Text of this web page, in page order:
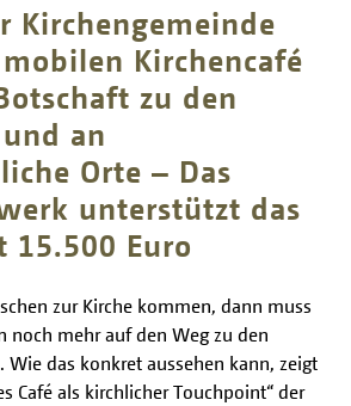
Kirchengemeinde
Kirchencafé
zu den
an
Orte – Das
unterstützt das
15.500 Euro
zur Kirche kommen, dann muss
noch mehr auf den Weg zu den
Wie das konkret aussehen kann, zeigt
Café als kirchlicher Touchpoint“ der